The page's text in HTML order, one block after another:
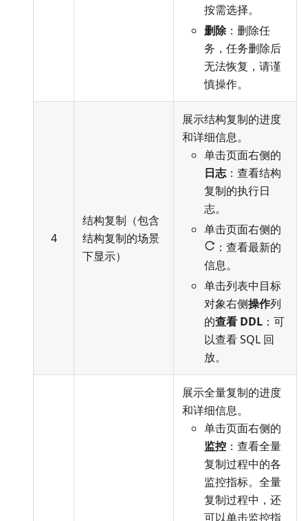
按需选择。
删除：删除任
务，任务删除后
无法恢复，请谨
慎操作。
4
结构复制（包含
结构复制的场景
下显示）
展示结构复制的进度
和详细信息。
单击页面右侧的
日志：查看结构
复制的执行日
志。
单击页面右侧的
：查看最新的
信息。
单击列表中目标
对象右侧操作列
的查看 DDL ：可
以查看 SQL 回
放。
展示全量复制的进度
和详细信息。
单击页面右侧的
监控 ：查看全量
复制过程中的各
监控指标。全量
复制过程中，还
可以单击监控指